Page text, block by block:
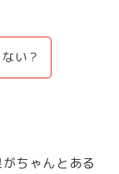
い？
ちゃんとある